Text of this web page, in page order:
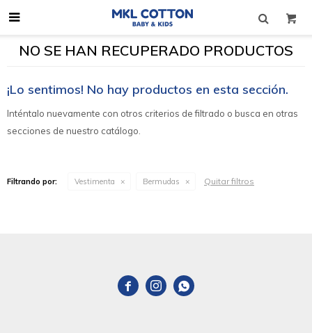

NO SE HAN RECUPERADO PRODUCTOS
¡Lo sentimos! No hay productos en esta sección.
Inténtalo nuevamente con otros criterios de filtrado o busca en otras
secciones de nuestro catálogo.
Filtrando por: Vestimenta Bermudas Quitar filtros
  